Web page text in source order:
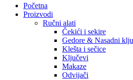
Početna
Proizvodi
Ručni alati
Čekići i sekire
Gedore & Nasadni
Klešta i sečice
Ključevi
Makaze
Odvijači